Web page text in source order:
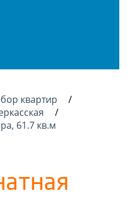
квартир
61.7 кв.м